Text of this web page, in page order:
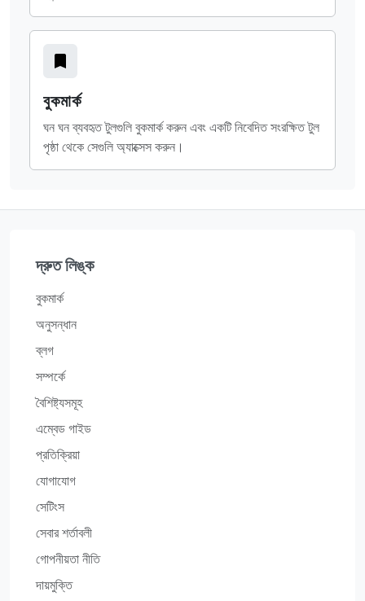
বুকমার্ক
ঘন ঘন ব্যবহৃত টুলগুলি বুকমার্ক করুন এবং একটি নিবেদিত সংরক্ষিত টুল
পৃষ্ঠা থেকে সেগুলি অ্যাক্সেস করুন।
দ্রুত লিঙ্ক
বুকমার্ক
অনুসন্ধান
ব্লগ
সম্পর্কে
বৈশিষ্ট্যসমূহ
এম্বেড গাইড
প্রতিক্রিয়া
যোগাযোগ
সেটিংস
সেবার শর্তাবলী
গোপনীয়তা নীতি
দায়মুক্তি